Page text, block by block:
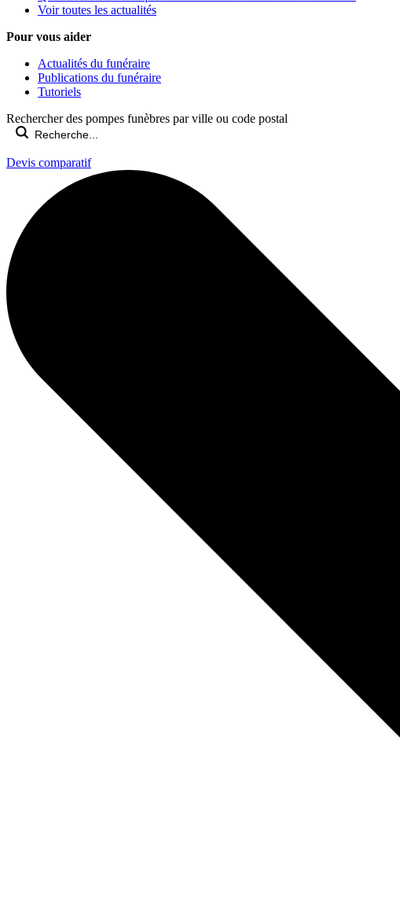
Voir toutes les actualités
Pour vous aider
Actualités du funéraire
Publications du funéraire
Tutoriels
Rechercher des pompes funèbres par ville ou code postal
Devis comparatif